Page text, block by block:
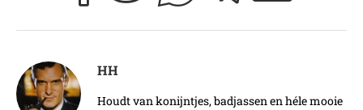
HH
Houdt van konijntjes, badjassen en héle mooie